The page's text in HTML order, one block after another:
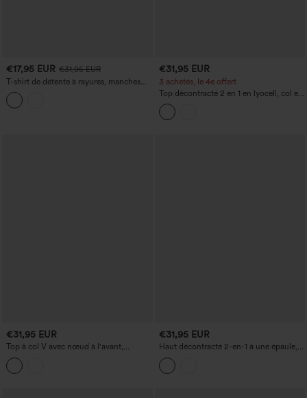
€17,95 EUR €31,95 EUR
T-shirt de détente à rayures, manches
courtes, avec poche
€31,95 EUR
3 achetés, le 4e offert
Top décontracté 2 en 1 en lyocell, col en
V à nouer, manches mi-longues
€31,95 EUR
Top à col V avec nœud à l'avant,
manches courtes, séchage rapide
€31,95 EUR
Haut décontracté 2-en-1 à une épaule,
manches courtes, en dentelle
contrastée.